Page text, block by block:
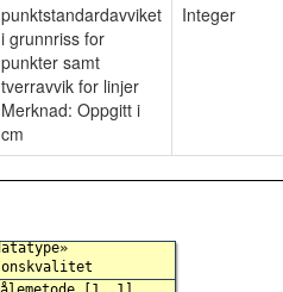
punktstandardavviket
i grunnriss for
punkter samt
tverravvik for linjer
Merknad: Oppgitt i
cm
Integer